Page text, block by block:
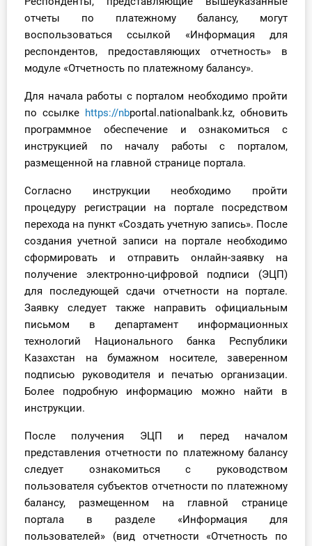
отчеты по платежному балансу, могут
воспользоваться ссылкой «Информация для
респондентов, предоставляющих отчетность» в
модуле «Отчетность по платежному балансу».
Для начала работы с порталом необходимо пройти
по ссылке https://nbportal.nationalbank.kz, обновить
программное обеспечение и ознакомиться с
инструкцией по началу работы с порталом,
размещенной на главной странице портала.
Согласно инструкции необходимо пройти
процедуру регистрации на портале посредством
перехода на пункт «Создать учетную запись». После
создания учетной записи на портале необходимо
сформировать и отправить онлайн-заявку на
получение электронно-цифровой подписи (ЭЦП)
для последующей сдачи отчетности на портале.
Заявку следует также направить официальным
письмом в департамент информационных
технологий Национального банка Республики
Казахстан на бумажном носителе, заверенном
подписью руководителя и печатью организации.
Более подробную информацию можно найти в
инструкции.
После получения ЭЦП и перед началом
представления отчетности по платежному балансу
следует ознакомиться с руководством
пользователя субъектов отчетности по платежному
балансу, размещенном на главной странице
портала в разделе «Информация для
пользователей» (вид отчетности «Отчетность по